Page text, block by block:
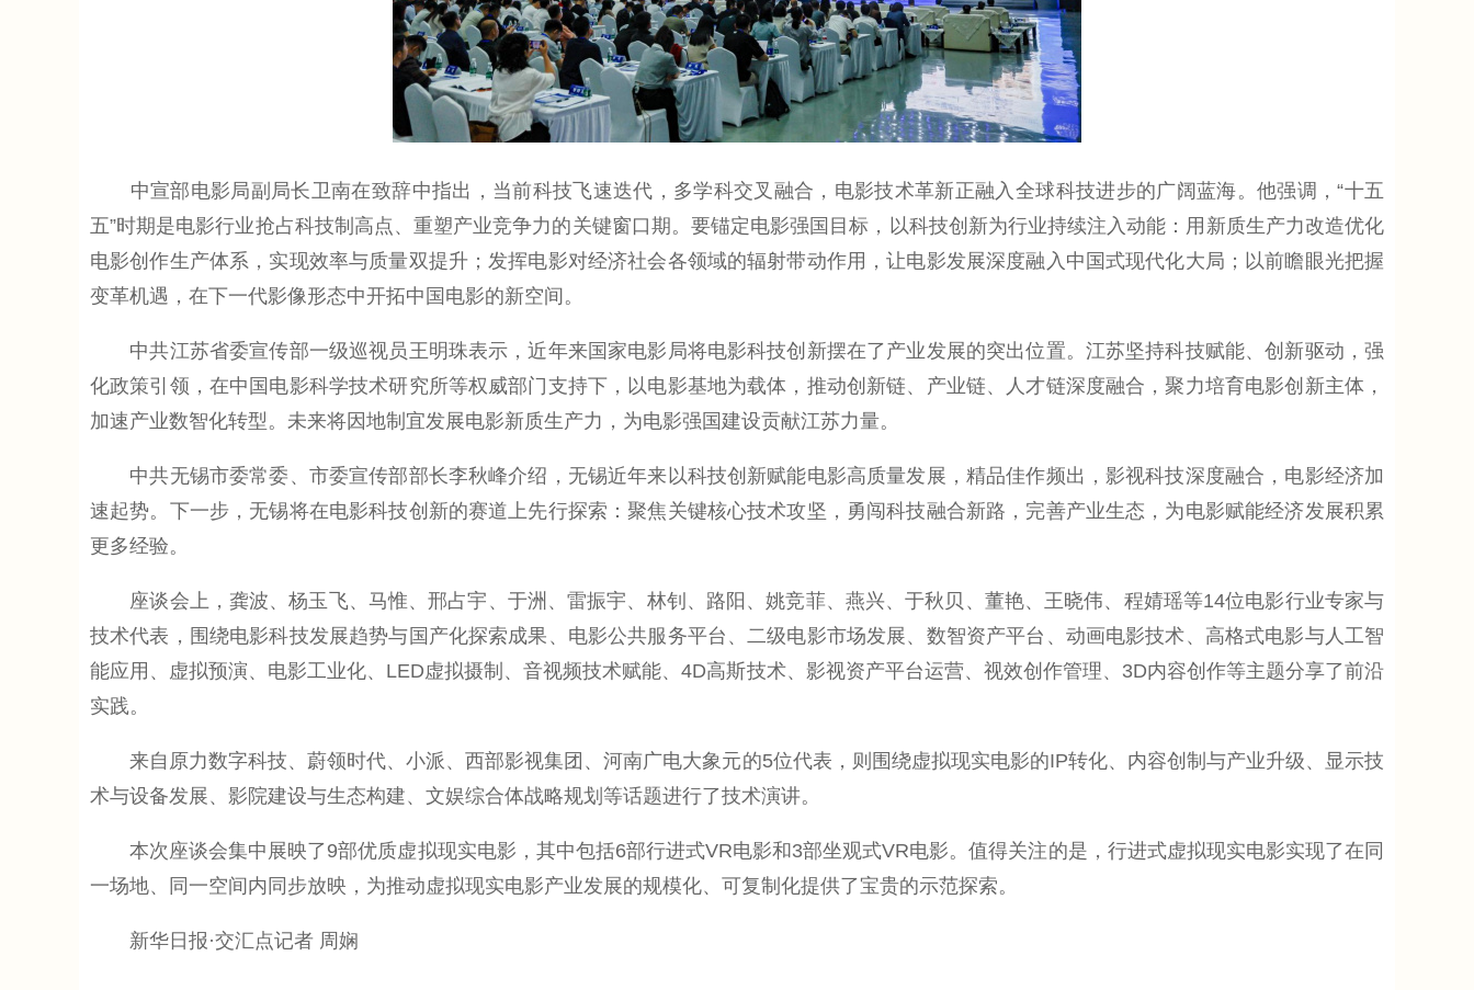
中宣部电影局副局长卫南在致辞中指出，当前科技飞速迭代，多学科交叉融合，电影技术革新正融入全球科技进步的广阔蓝海。他强调，“十五
五”时期是电影行业抢占科技制高点、重塑产业竞争力的关键窗口期。要锚定电影强国目标，以科技创新为行业持续注入动能：用新质生产力改造优化
电影创作生产体系，实现效率与质量双提升；发挥电影对经济社会各领域的辐射带动作用，让电影发展深度融入中国式现代化大局；以前瞻眼光把握
变革机遇，在下一代影像形态中开拓中国电影的新空间。
中共江苏省委宣传部一级巡视员王明珠表示，近年来国家电影局将电影科技创新摆在了产业发展的突出位置。江苏坚持科技赋能、创新驱动，强
化政策引领，在中国电影科学技术研究所等权威部门支持下，以电影基地为载体，推动创新链、产业链、人才链深度融合，聚力培育电影创新主体，
加速产业数智化转型。未来将因地制宜发展电影新质生产力，为电影强国建设贡献江苏力量。
中共无锡市委常委、市委宣传部部长李秋峰介绍，无锡近年来以科技创新赋能电影高质量发展，精品佳作频出，影视科技深度融合，电影经济加
速起势。下一步，无锡将在电影科技创新的赛道上先行探索：聚焦关键核心技术攻坚，勇闯科技融合新路，完善产业生态，为电影赋能经济发展积累
更多经验。
座谈会上，龚波、杨玉飞、马惟、邢占宇、于洲、雷振宇、林钊、路阳、姚竞菲、燕兴、于秋贝、董艳、王晓伟、程婧瑶等14位电影行业专家与
技术代表，围绕电影科技发展趋势与国产化探索成果、电影公共服务平台、二级电影市场发展、数智资产平台、动画电影技术、高格式电影与人工智
能应用、虚拟预演、电影工业化、LED虚拟摄制、音视频技术赋能、4D高斯技术、影视资产平台运营、视效创作管理、3D内容创作等主题分享了前沿
实践。
来自原力数字科技、蔚领时代、小派、西部影视集团、河南广电大象元的5位代表，则围绕虚拟现实电影的IP转化、内容创制与产业升级、显示技
术与设备发展、影院建设与生态构建、文娱综合体战略规划等话题进行了技术演讲。
本次座谈会集中展映了9部优质虚拟现实电影，其中包括6部行进式VR电影和3部坐观式VR电影。值得关注的是，行进式虚拟现实电影实现了在同
一场地、同一空间内同步放映，为推动虚拟现实电影产业发展的规模化、可复制化提供了宝贵的示范探索。
新华日报·交汇点记者 周娴